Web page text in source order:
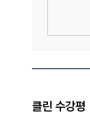
클린 수강평